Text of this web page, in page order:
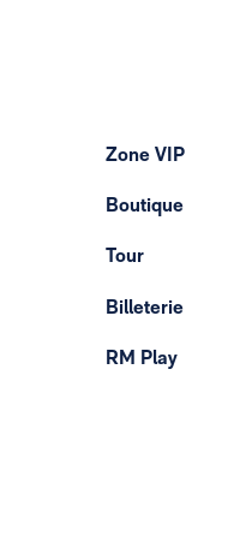
Zone VIP
Boutique
Tour
Billeterie
RM Play